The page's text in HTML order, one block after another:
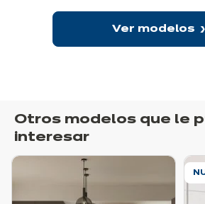
Ver modelos
Otros modelos que le
interesar